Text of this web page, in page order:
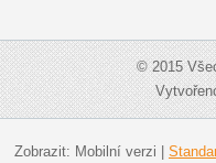
© 2015
Zobrazit: Mobilní verzi